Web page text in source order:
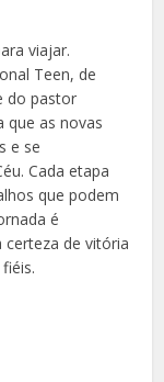
viajar.
Teen, de
do pastor
que as novas
e se
Cada etapa
que podem
é
de vitória